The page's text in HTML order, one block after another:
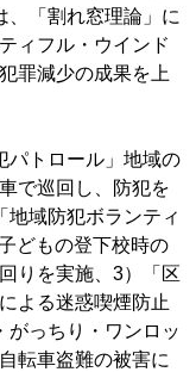
、「割れ窓理論」に
ィフル・ウインド
罪減少の成果を上
トロール」地域の
で巡回し、防犯を
地域防犯ボランティ
どもの登下校時の
りを実施、3）「区
よる迷惑喫煙防止
がっちり・ワンロッ
転車盗難の被害に